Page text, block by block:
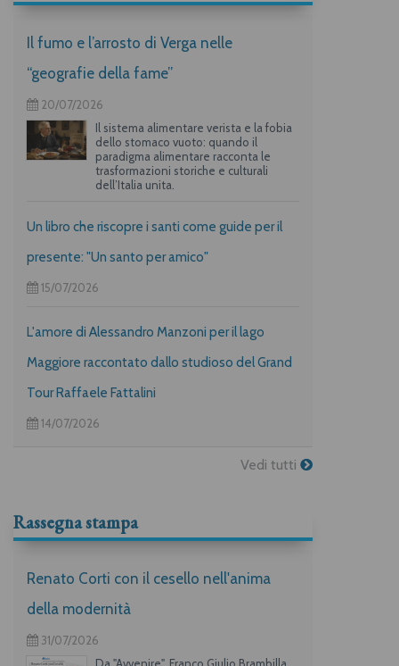
Il fumo e l’arrosto di Verga nelle
“geografie della fame”
20/07/2026
Il sistema alimentare verista e la fobia
dello stomaco vuoto: quando il
paradigma alimentare racconta le
trasformazioni storiche e culturali
dell’Italia unita.
Un libro che riscopre i santi come guide per il
presente: "Un santo per amico"
15/07/2026
L'amore di Alessandro Manzoni per il lago
Maggiore raccontato dallo studioso del Grand
Tour Raffaele Fattalini
14/07/2026
Vedi tutti
Rassegna stampa
Renato Corti con il cesello nell'anima
della modernità
31/07/2026